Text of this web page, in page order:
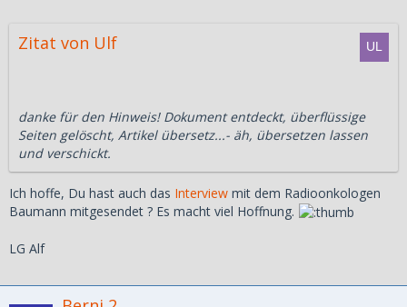
Zitat von Ulf
danke für den Hinweis! Dokument entdeckt, überflüssige
Seiten gelöscht, Artikel übersetz...- äh, übersetzen lassen
und verschickt.
Ich hoffe, Du hast auch das Interview mit dem Radioonkologen
Baumann mitgesendet ? Es macht viel Hoffnung.
LG Alf